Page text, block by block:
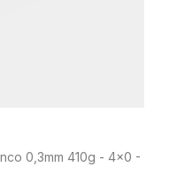
0,3mm 410g - 4x0 -